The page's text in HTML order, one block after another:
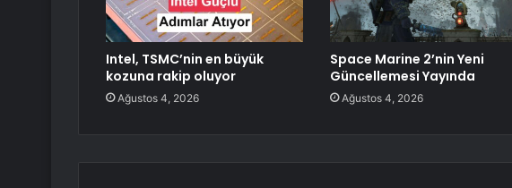
Intel, TSMC’nin en büyük
kozuna rakip oluyor
Ağustos 4, 2026
Space Marine 2’nin Yeni
Güncellemesi Yayında
Ağustos 4, 2026